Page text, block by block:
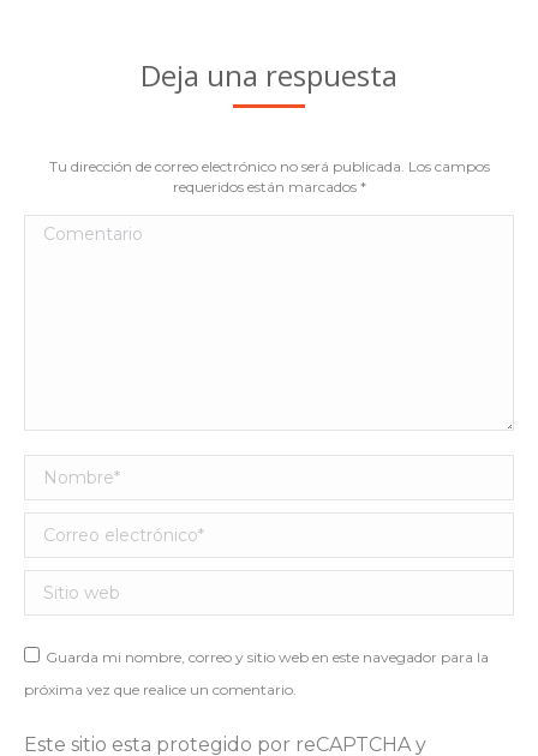
Deja una respuesta
Tu dirección de correo electrónico no será publicada. Los campos
requeridos están marcados *
Comentario
Nombre *
Correo electrónico *
Sitio web
Guarda mi nombre, correo y sitio web en este navegador para la
próxima vez que realice un comentario.
Este sitio esta protegido por reCAPTCHA y